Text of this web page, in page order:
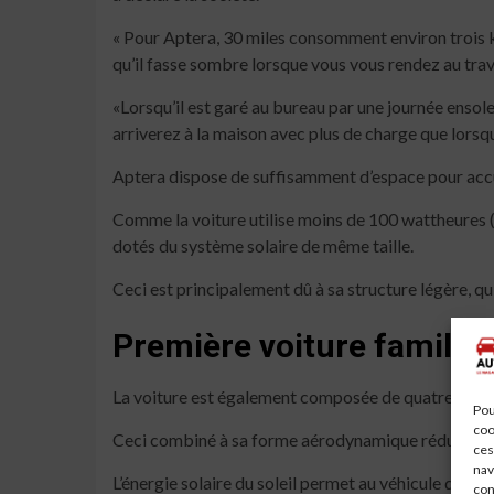
« Pour Aptera, 30 miles consomment environ
qu’il fasse sombre lorsque vous vous rendez au
«Lorsqu’il est garé au bureau par une journée
arriverez à la maison avec plus de charge que
Aptera dispose de suffisamment d’espace pour
Comme la voiture utilise moins de 100
dotés du système solaire de même taille.
Ceci est principalement dû à sa structure légère,
Première voiture
La voiture est également composée de quatre
Ceci combiné à sa forme aérodynamique réduit la
L’énergie solaire du soleil permet au véhicule de